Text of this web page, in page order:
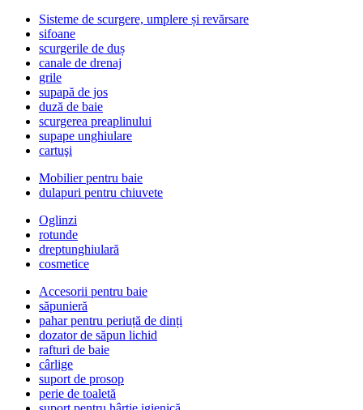
Sisteme de scurgere, umplere și revărsare
sifoane
scurgerile de duș
canale de drenaj
grile
supapă de jos
duză de baie
scurgerea preaplinului
supape unghiulare
cartuşi
Mobilier pentru baie
dulapuri pentru chiuvete
Oglinzi
rotunde
dreptunghiulară
cosmetice
Accesorii pentru baie
săpunieră
pahar pentru periuță de dinți
dozator de săpun lichid
rafturi de baie
cârlige
suport de prosop
perie de toaletă